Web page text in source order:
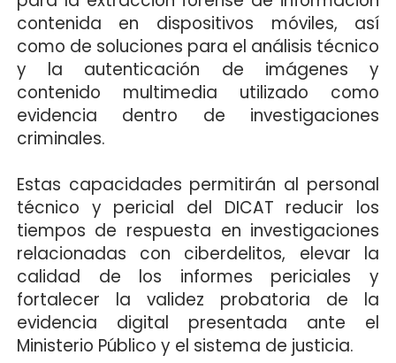
contenida en dispositivos móviles, así
como de soluciones para el análisis técnico
y la autenticación de imágenes y
contenido multimedia utilizado como
evidencia dentro de investigaciones
criminales.
Estas capacidades permitirán al personal
técnico y pericial del DICAT reducir los
tiempos de respuesta en investigaciones
relacionadas con ciberdelitos, elevar la
calidad de los informes periciales y
fortalecer la validez probatoria de la
evidencia digital presentada ante el
Ministerio Público y el sistema de justicia.